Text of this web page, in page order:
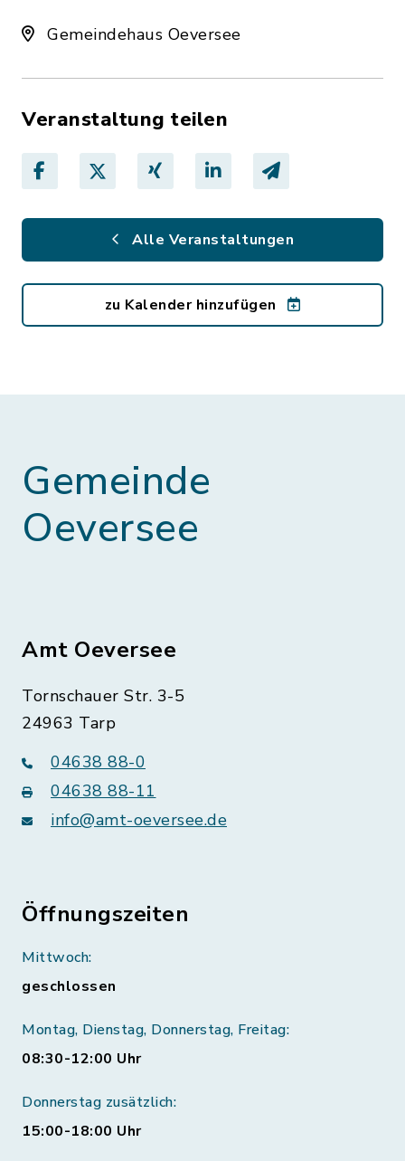
Gemeindehaus Oeversee
Veranstaltung teilen
Alle Veranstaltungen
zu Kalender hinzufügen
Gemeinde
Oeversee
Amt Oeversee
Tornschauer Str. 3-5
24963 Tarp
04638 88-0
04638 88-11
info@amt-oeversee.de
Öffnungszeiten
Mittwoch:
geschlossen
Montag, Dienstag, Donnerstag, Freitag:
08:30-12:00 Uhr
Donnerstag zusätzlich:
15:00-18:00 Uhr